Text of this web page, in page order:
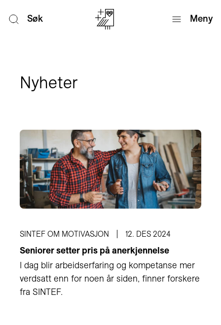
Søk Meny
Nyheter
SINTEF OM MOTIVASJON 12. DES 2024
Seniorer setter pris på anerkjennelse
I dag blir arbeidserfaring og kompetanse mer
verdsatt enn for noen år siden, finner forskere
fra SINTEF.